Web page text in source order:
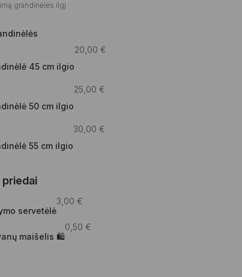
grandinėlės ilgį
45 cm ilgio
20,00 €
50 cm ilgio
25,00 €
55 cm ilgio
30,00 €
priedai
servetėlė
3,00 €
maišelis 🛍
0,50 €